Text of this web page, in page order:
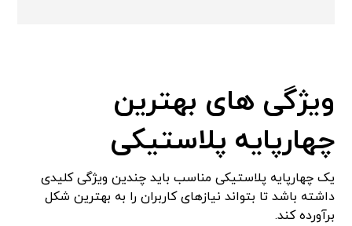
ویژگی های بهترین
چهارپایه پلاستیکی
یک چهارپایه پلاستیکی مناسب باید چندین ویژگی کلیدی
داشته باشد تا بتواند نیازهای کاربران را به بهترین شکل
برآورده کند.